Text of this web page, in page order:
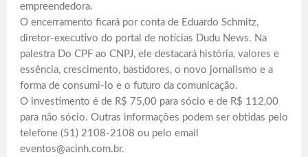
empreendedora.
O encerramento ficará por conta de Eduardo Schmitz,
diretor-executivo do portal de notícias Dudu News. Na
palestra Do CPF ao CNPJ, ele destacará história, valores e
essência, crescimento, bastidores, o novo jornalismo e a
forma de consumi-lo e o futuro da comunicação.
O investimento é de R$ 75,00 para sócio e de R$ 112,00
para não sócio. Outras informações podem ser obtidas pelo
telefone (51) 2108-2108 ou pelo email
eventos@acinh.com.br.